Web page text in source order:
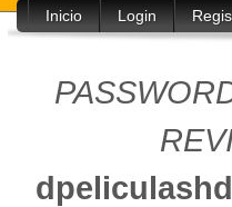
Inicio Login